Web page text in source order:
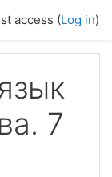
access (Log in)
7